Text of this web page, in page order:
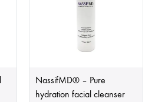
NassifMD®️ – Pure
hydration facial cleanser